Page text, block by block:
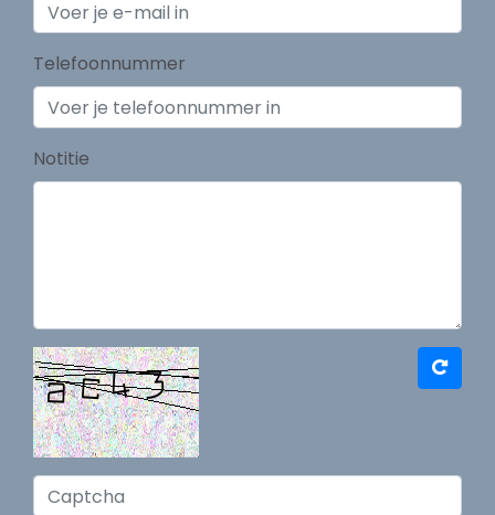
Telefoonnummer
Notitie